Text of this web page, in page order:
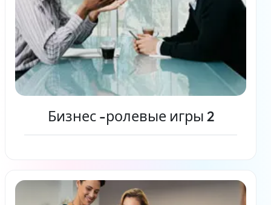
Бизнес -ролевые игры 2
Читать дальше